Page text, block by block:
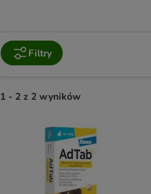
Filtry
1 - 2 z 2 wyników